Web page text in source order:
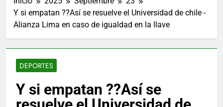
Y si empatan ??Así se resuelve el Universidad de chile -
Alianza Lima en caso de igualdad en la llave
DEPORTES
Y si empatan ??Así se